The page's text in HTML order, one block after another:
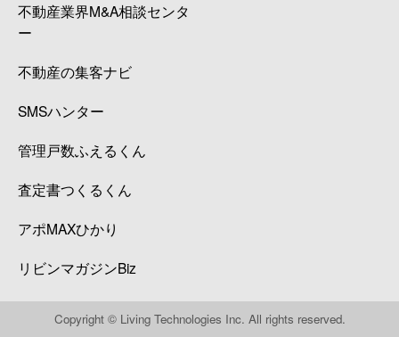
不動産業界M&A相談センタ
ー
不動産の集客ナビ
SMSハンター
管理戸数ふえるくん
査定書つくるくん
アポMAXひかり
リビンマガジンBiz
Copyright © Living Technologies Inc. All rights reserved.